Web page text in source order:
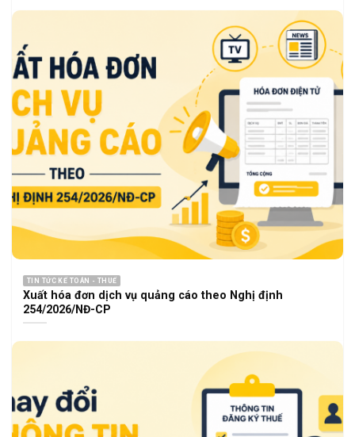
TIN TỨC KẾ TOÁN - THUẾ
Xuất hóa đơn dịch vụ quảng cáo theo Nghị định
254/2026/NĐ-CP